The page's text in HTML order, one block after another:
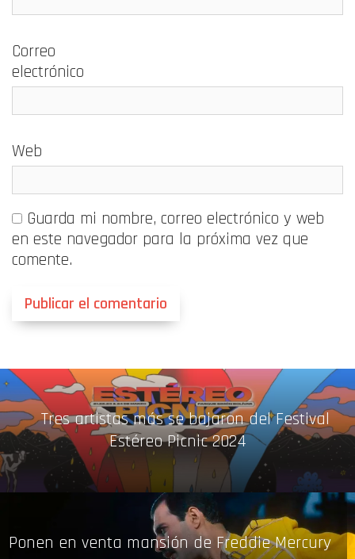
Correo
electrónico
Web
Guarda mi nombre, correo electrónico y web
en este navegador para la próxima vez que
comente.
Tres artistas más se bajaron del Festival
Estéreo Picnic 2024
Ponen en venta mansión de Freddie Mercury